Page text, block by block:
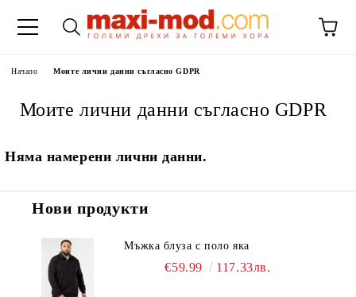
Начало Моите лични данни съгласно GDPR
Моите лични данни съгласно GDPR
Няма намерени лични данни.
Нови продукти
Мъжка блуза с поло яка
€59.99 117.33лв.